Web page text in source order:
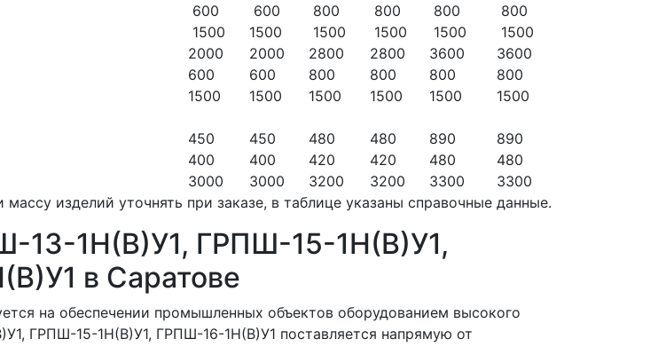
600 600 800 800 800
800
1500 1500 1500 1500 1500
1500
2000 2000 2800 2800 3600
3600
600 600 800 800 800
800
1500 1500 1500 1500 1500
1500
450 450 480 480 890
890
400 400 420 420 480
480
3000 3000 3200 3200 3300
3300
изделий уточнять при заказе, в таблице указаны справочные данные.
13-1Н(В)У1, ГРПШ-15-1Н(В)У1,
в Саратове
на обеспечении промышленных объектов оборудованием высокого
ГРПШ-15-1Н(В)У1, ГРПШ-16-1Н(В)У1 поставляется напрямую от